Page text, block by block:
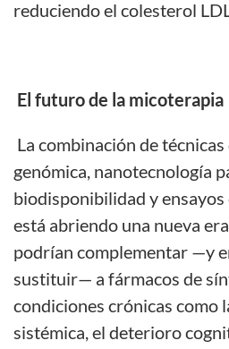
reduciendo el colesterol
El futuro de la micoterapia
La combinación de
genómica, nanotecnología
biodisponibilidad y
está abriendo una nueva
podrían complementar —y
sustituir— a fármacos de
condiciones crónicas como
sistémica, el deterioro